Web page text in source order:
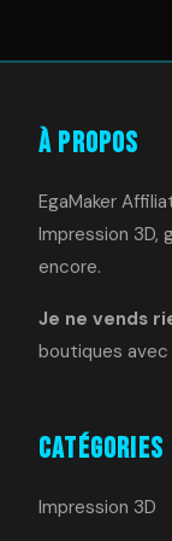
À Propos
EgaMaker
Impression 3D,
encore.
Je ne vends
boutiques avec
Catégories
Impression 3D